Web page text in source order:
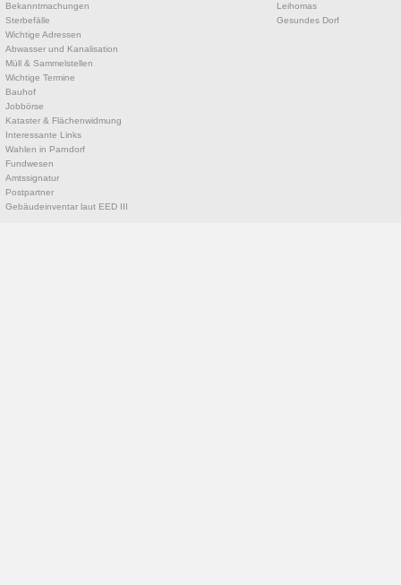
Bekanntmachungen
Sterbefälle
Wichtige Adressen
Abwasser und Kanalisation
Müll & Sammelstellen
Wichtige Termine
Bauhof
Jobbörse
Kataster & Flächenwidmung
Interessante Links
Wahlen in Parndorf
Fundwesen
Amtssignatur
Postpartner
Gebäudeinventar laut EED III
Leihomas
Gesundes Dorf